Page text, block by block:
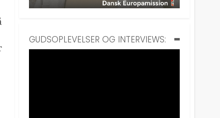
GUDSOPLEVELSER OG INTERVIEWS: